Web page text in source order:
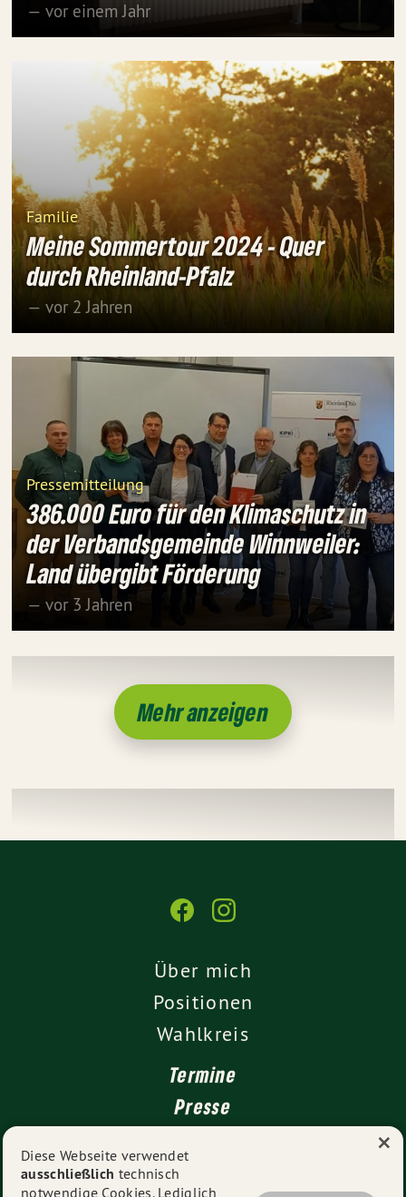
— vor einem Jahr
Familie
Meine Sommertour 2024 - Quer
durch Rheinland-Pfalz
— vor 2 Jahren
Pressemitteilung
386.000 Euro für den Klimaschutz in
der Verbandsgemeinde Winnweiler:
Land übergibt Förderung
— vor 3 Jahren
Mehr anzeigen
Über mich
Positionen
Wahlkreis
Termine
Presse
Impressum
Diese Webseite verwendet
ausschließlich technisch
notwendige Cookies. Lediglich
×